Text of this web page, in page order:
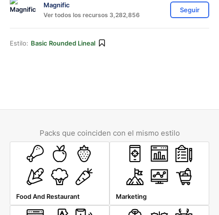
Magnific
Ver todos los recursos 3,282,856
Seguir
Estilo: Basic Rounded Lineal
Packs que coinciden con el mismo estilo
Food And Restaurant Marketing